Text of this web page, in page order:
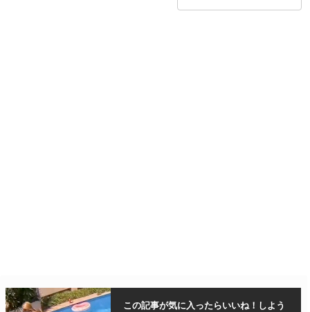
この記事が気に入ったらいいね！しよう